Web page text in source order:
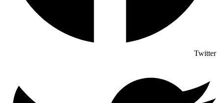
Twitter